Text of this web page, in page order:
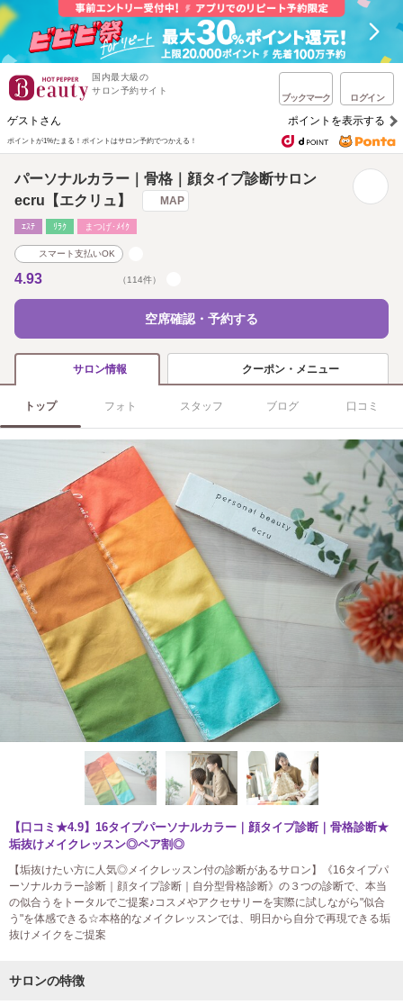
国内最大級の
サロン予約サイト
ブックマーク ログイン
ゲストさん ポイントを表示する
ポイントが1%たまる！ ポイントはサロン予約でつかえる！
パーソナルカラー｜骨格｜顔タイプ診断サロン
ecru【エクリュ】
MAP
ｴｽﾃ ﾘﾗｸ まつげ･ﾒｲｸ
スマート支払いOK
4.93 （114件）
空席確認・予約する
サロン情報 クーポン・メニュー
トップ フォト スタッフ ブログ 口コミ
【口コミ★4.9】16タイプパーソナルカラー｜顔タイプ診断｜骨格診断★
垢抜けメイクレッスン◎ペア割◎
【垢抜けたい方に人気◎メイクレッスン付の診断があるサロン】《16タイプパ
ーソナルカラー診断｜顔タイプ診断｜自分型骨格診断》の３つの診断で、本当
の似合うをトータルでご提案♪コスメやアクセサリーを実際に試しながら"似合
う"を体感できる☆本格的なメイクレッスンでは、明日から自分で再現できる垢
抜けメイクをご提案
サロンの特徴